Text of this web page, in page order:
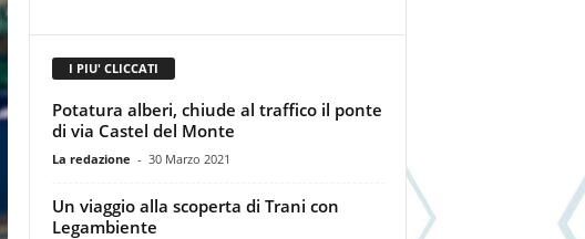
I PIU' CLICCATI
Potatura alberi, chiude al traffico il ponte
di via Castel del Monte
La redazione - 30 Marzo 2021
Un viaggio alla scoperta di Trani con
Legambiente